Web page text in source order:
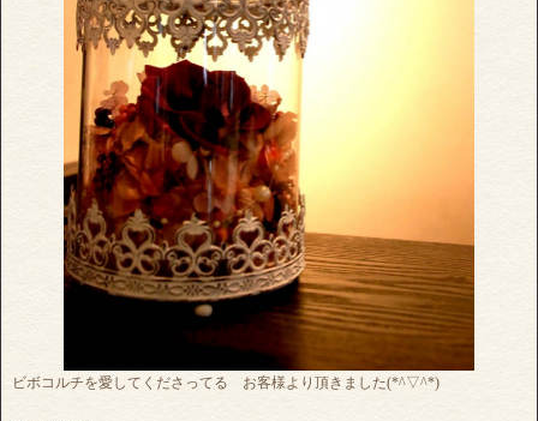
ビボコルチを愛してくださってる お客様より頂きました(*^▽^*)